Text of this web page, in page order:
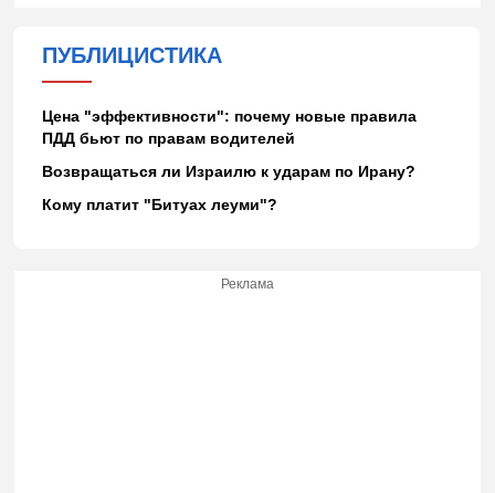
ПУБЛИЦИСТИКА
Цена "эффективности": почему новые правила
ПДД бьют по правам водителей
Возвращаться ли Израилю к ударам по Ирану?
Кому платит "Битуах леуми"?
Реклама